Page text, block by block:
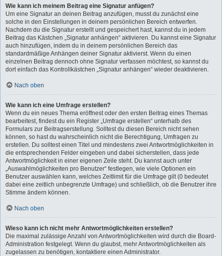
Wie kann ich meinem Beitrag eine Signatur anfügen?
Um eine Signatur an deinen Beitrag anzufügen, musst du zunächst eine
solche in den Einstellungen in deinem persönlichen Bereich entwerfen.
Nachdem du die Signatur erstellt und gespeichert hast, kannst du in jedem
Beitrag das Kästchen „Signatur anhängen“ aktivieren. Du kannst eine Signatur
auch hinzufügen, indem du in deinem persönlichen Bereich das
standardmäßige Anhängen deiner Signatur aktivierst. Wenn du einen
einzelnen Beitrag dennoch ohne Signatur verfassen möchtest, so kannst du
dort einfach das Kontrollkästchen „Signatur anhängen“ wieder deaktivieren.
Nach oben
Wie kann ich eine Umfrage erstellen?
Wenn du ein neues Thema eröffnest oder den ersten Beitrag eines Themas
bearbeitest, findest du ein Register „Umfrage erstellen“ unterhalb des
Formulars zur Beitragserstellung. Solltest du diesen Bereich nicht sehen
können, so hast du wahrscheinlich nicht die Berechtigung, Umfragen zu
erstellen. Du solltest einen Titel und mindestens zwei Antwortmöglichkeiten in
die entsprechenden Felder eingeben und dabei sicherstellen, dass jede
Antwortmöglichkeit in einer eigenen Zeile steht. Du kannst auch unter
„Auswahlmöglichkeiten pro Benutzer“ festlegen, wie viele Optionen ein
Benutzer auswählen kann, welches Zeitlimit für die Umfrage gilt (0 bedeutet
dabei eine zeitlich unbegrenzte Umfrage) und schließlich, ob die Benutzer ihre
Stimme ändern können.
Nach oben
Wieso kann ich nicht mehr Antwortmöglichkeiten erstellen?
Die maximal zulässige Anzahl von Antwortmöglichkeiten wird durch die Board-
Administration festgelegt. Wenn du glaubst, mehr Antwortmöglichkeiten als
zugelassen zu benötigen, kontaktiere einen Administrator.